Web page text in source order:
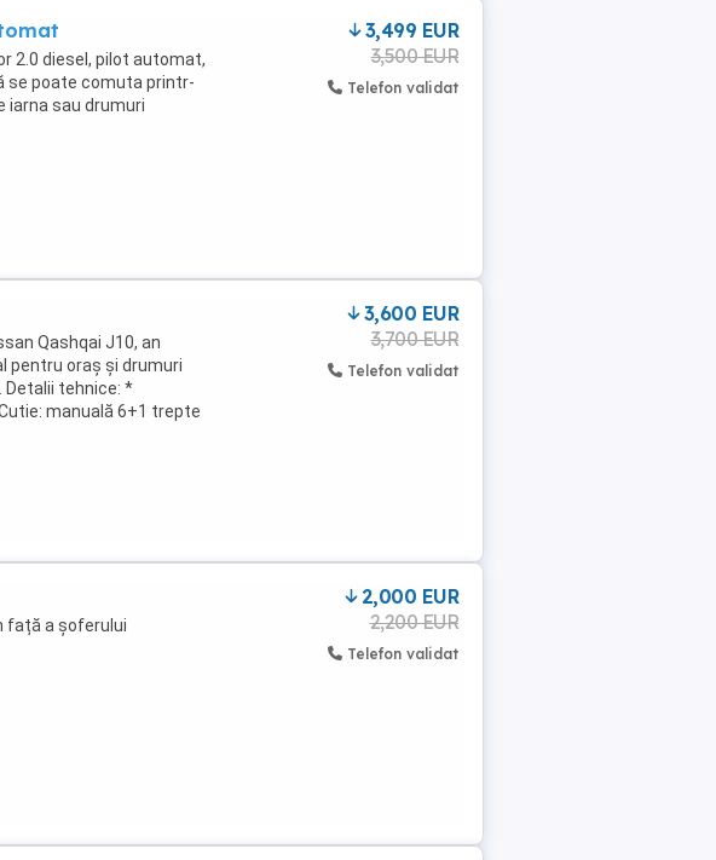
2.0 diesel, pilot automat,
se poate comuta printr-
iarna sau drumuri
3,499 EUR
3,500 EUR
Telefon validat
Qashqai J10, an
pentru oraș și drumuri
Detalii tehnice: *
manuală 6+1 trepte
3,600 EUR
3,700 EUR
Telefon validat
față a șoferului
2,000 EUR
2,200 EUR
Telefon validat